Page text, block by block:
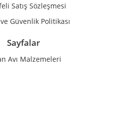
Satış Sözleşmesi
Güvenlik Politikası
Sayfalar
Avı Malzemeleri